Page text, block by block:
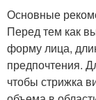
Основные
Перед тем как
форму лица,
предпочтения.
чтобы стрижка